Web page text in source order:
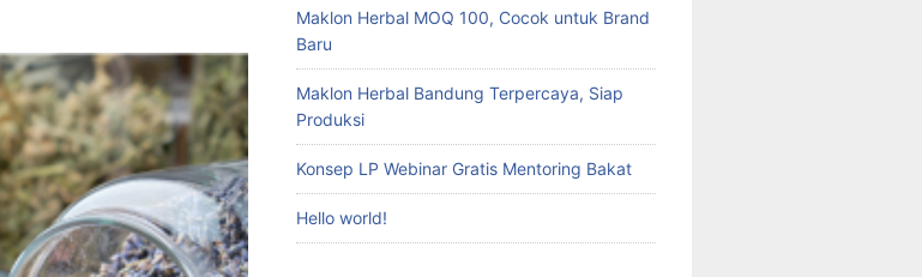
Maklon Herbal MOQ 100, Cocok untuk Brand
Baru
Maklon Herbal Bandung Terpercaya, Siap
Produksi
Konsep LP Webinar Gratis Mentoring Bakat
Hello world!